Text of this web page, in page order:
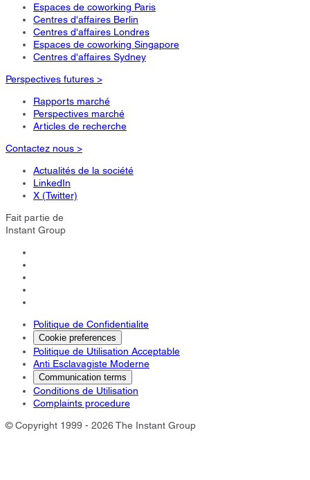
Espaces de coworking Paris
Centres d'affaires Berlin
Centres d'affaires Londres
Espaces de coworking Singapore
Centres d'affaires Sydney
Perspectives futures >
Rapports marché
Perspectives marché
Articles de recherche
Contactez nous >
Actualités de la société
LinkedIn
X (Twitter)
Fait partie de
Instant Group
Politique de Confidentialite
Cookie preferences
Politique de Utilisation Acceptable
Anti Esclavagiste Moderne
Communication terms
Conditions de Utilisation
Complaints procedure
© Copyright 1999 - 2026 The Instant Group